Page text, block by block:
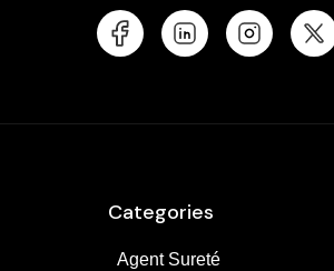
Categories
Agent Sureté